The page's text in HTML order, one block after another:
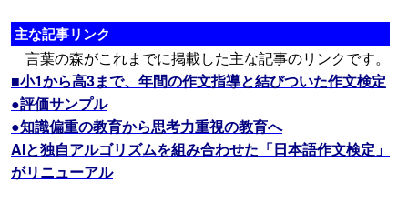
主な記事リンク
言葉の森がこれまでに掲載した主な記事のリンクです。
■小1から高3まで、年間の作文指導と結びついた作文検定
●評価サンプル
●知識偏重の教育から思考力重視の教育へ
AIと独自アルゴリズムを組み合わせた「日本語作文検定」
がリニューアル